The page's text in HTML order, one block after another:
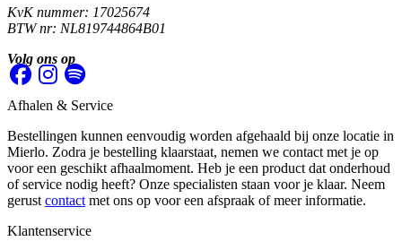
KvK nummer: 17025674
BTW nr: NL819744864B01
Volg ons op
Afhalen & Service
Bestellingen kunnen eenvoudig worden afgehaald bij onze locatie in
Mierlo. Zodra je bestelling klaarstaat, nemen we contact met je op
voor een geschikt afhaalmoment. Heb je een product dat onderhoud
of service nodig heeft? Onze specialisten staan voor je klaar. Neem
gerust contact met ons op voor een afspraak of meer informatie.
Klantenservice